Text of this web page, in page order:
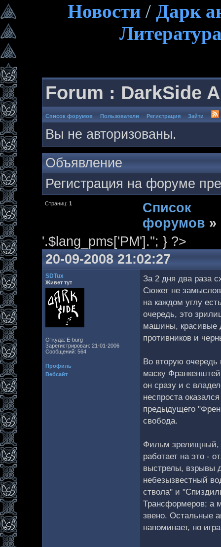
Новости/ Дарк
Forum : DarkSide
Список форумов Пользователи Регистрация Зайти
Вы не авторизованы.
Объявление
Регистрация на форуме
Страниц: 1
Список
форумов »
'.$lang_pms['PM'].''; } ?>
20-09-2008 21:02:27
SDTux
Живет тут
Откуда: E-burg
Зарегистрирован: 21-01-2006
Сообщений: 564
Профиль
Вебсайт
За 2 дня два раза
Сюжет не
на каждом углу
очередь, это
машины, красивые
противников и
Во вторую очередь
маску
он сразу и с
неспроста
предыдущего
свобода.
Фильм зрелищный,
работает на это -
выстрелы, взрывы
небезызвестный
ствола" и
Трансформеров; а
звено. Остальные
напоминает, но